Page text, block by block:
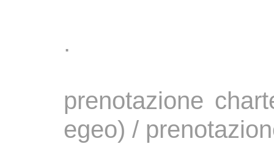
.
prenotazione
egeo) /